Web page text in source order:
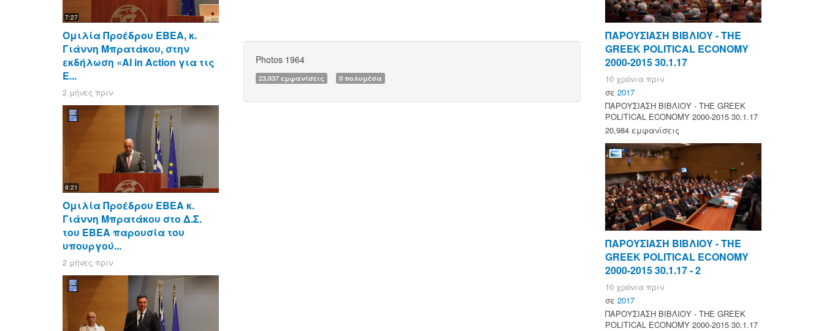
Photos 1964
23,037 εμφανίσεις 0 πολυμέσα
7:27
Ομιλία Προέδρου ΕΒΕΑ, κ.
Γιάννη Μπρατάκου, στην
εκδήλωση «AI in Action για τις
Ε...
2 μήνες πριν
8:21
Ομιλία Προέδρου ΕΒΕΑ κ.
Γιάννη Μπρατάκου στο Δ.Σ.
του ΕΒΕΑ παρουσία του
υπουργού...
2 μήνες πριν
ΠΑΡΟΥΣΙΑΣΗ ΒΙΒΛΙΟΥ - ΤΗΕ
GREEK POLITICAL ECONOMY
2000-2015 30.1.17
10 χρόνια πριν
σε 2017
ΠΑΡΟΥΣΙΑΣΗ ΒΙΒΛΙΟΥ - ΤΗΕ GREEK
POLITICAL ECONOMY 2000-2015 30.1.17
20,984 εμφανίσεις
ΠΑΡΟΥΣΙΑΣΗ ΒΙΒΛΙΟΥ - ΤΗΕ
GREEK POLITICAL ECONOMY
2000-2015 30.1.17 - 2
10 χρόνια πριν
σε 2017
ΠΑΡΟΥΣΙΑΣΗ ΒΙΒΛΙΟΥ - ΤΗΕ GREEK
POLITICAL ECONOMY 2000-2015 30.1.17